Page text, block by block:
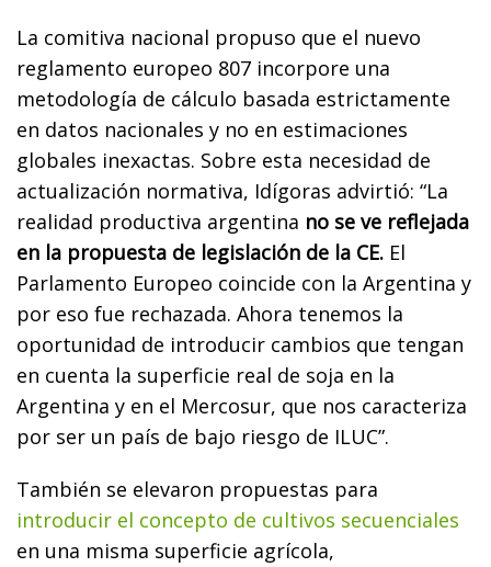
La comitiva nacional propuso que el nuevo
reglamento europeo 807 incorpore una
metodología de cálculo basada estrictamente
en datos nacionales y no en estimaciones
globales inexactas. Sobre esta necesidad de
actualización normativa, Idígoras advirtió: “La
realidad productiva argentina no se ve reflejada
en la propuesta de legislación de la CE. El
Parlamento Europeo coincide con la Argentina y
por eso fue rechazada. Ahora tenemos la
oportunidad de introducir cambios que tengan
en cuenta la superficie real de soja en la
Argentina y en el Mercosur, que nos caracteriza
por ser un país de bajo riesgo de ILUC”.
También se elevaron propuestas para
introducir el concepto de cultivos secuenciales
en una misma superficie agrícola,